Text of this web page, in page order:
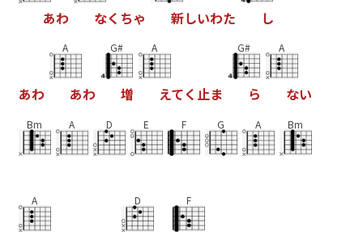
あわ なく ちゃ 新しいわた し
あわ
A
あわ
G#
増
A
えてく 止ま
G#
ら
A
ない
Bm A D E F G A Bm
A D F